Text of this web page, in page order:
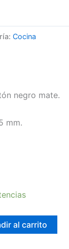
Cocina
negro mate.
mm.
al carrito